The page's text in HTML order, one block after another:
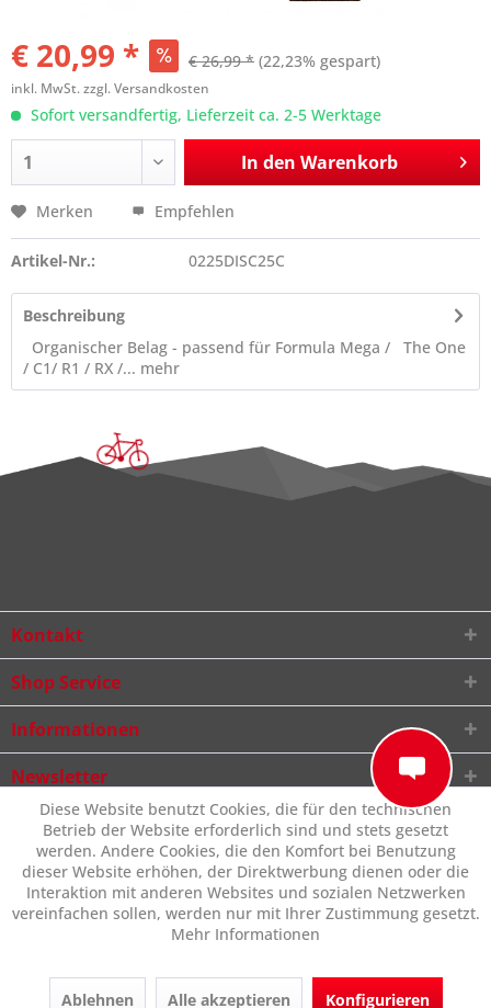
€ 20,99 * € 26,99 * (22,23% gespart)
inkl. MwSt.zzgl. Versandkosten
Sofort versandfertig, Lieferzeit ca. 2-5 Werktage
In den Warenkorb
Merken Empfehlen
Artikel-Nr.: 0225DISC25C
Beschreibung
Organischer Belag - passend für Formula Mega / The One
/ C1/ R1 / RX /... mehr
Kontakt
Shop Service
Informationen
Newsletter
Diese Website benutzt Cookies, die für den technischen
Betrieb der Website erforderlich sind und stets gesetzt
werden. Andere Cookies, die den Komfort bei Benutzung
dieser Website erhöhen, der Direktwerbung dienen oder die
Interaktion mit anderen Websites und sozialen Netzwerken
vereinfachen sollen, werden nur mit Ihrer Zustimmung gesetzt.
Mehr Informationen
Ablehnen Alle akzeptieren Konfigurieren